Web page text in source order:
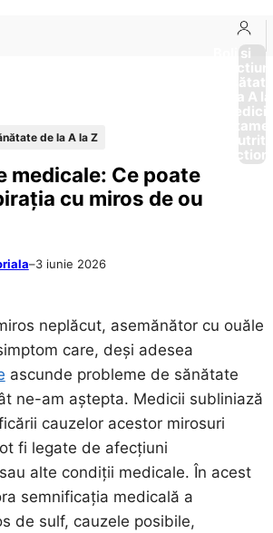
Boli si
Afectiuni
Sănătate
de la A
de la A la Z
medicale: Ce poate
cu miros de ou
–3 iunie 2026
neplăcut, asemănător cu ouăle
care, deși adesea
ascunde probleme de sănătate
ne-am aștepta. Medicii subliniază
cauzelor acestor mirosuri
fi legate de afecțiuni
alte condiții medicale. În acest
semnificația medicală a
de sulf, cauzele posibile,